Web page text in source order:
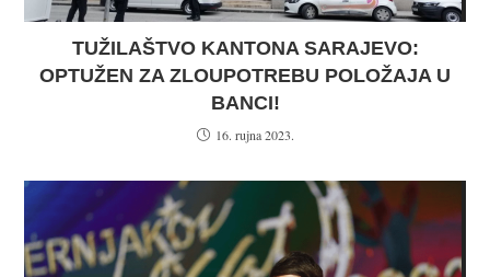
TUŽILAŠTVO KANTONA SARAJEVO:
OPTUŽEN ZA ZLOUPOTREBU POLOŽAJA U
BANCI!
16. rujna 2023.